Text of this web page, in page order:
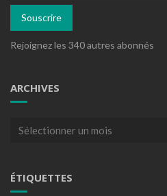
mail
Souscrire
Rejoignez les 340 autres abonnés
ARCHIVES
Archives
ÉTIQUETTES